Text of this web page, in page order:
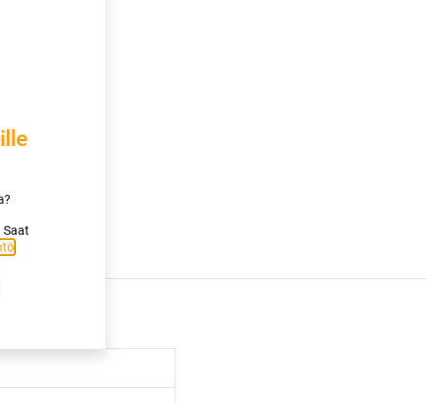
Saat
.